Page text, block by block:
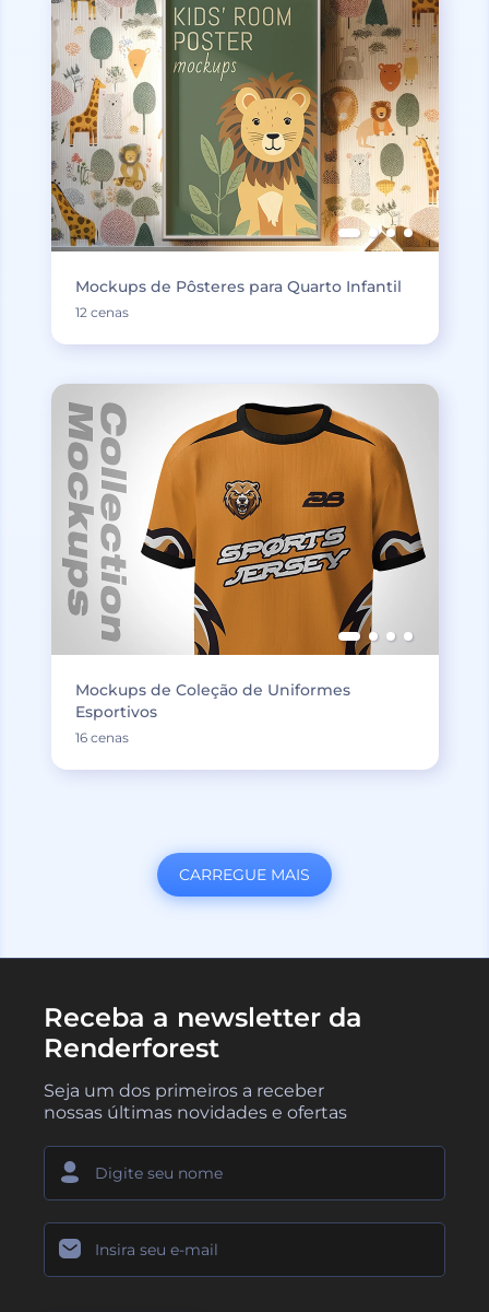
Mockups de Pôsteres para Quarto Infantil
12 cenas
Mockups de Coleção de Uniformes
Esportivos
16 cenas
CARREGUE MAIS
Receba a newsletter da
Renderforest
Seja um dos primeiros a receber
nossas últimas novidades e ofertas